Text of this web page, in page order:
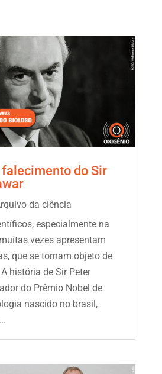
do Sir
da ciência
especialmente na
vezes apresentam
que se tornam objeto de
história de Sir Peter
do Prêmio Nobel de
nascido no brasil,